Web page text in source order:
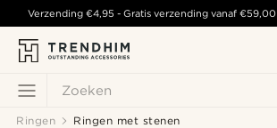
Zoeken
Verzending €4,95 - Gratis verzending vanaf€59,00
Ringen Ringen met stenen